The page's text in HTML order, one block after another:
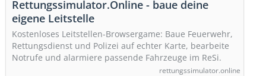
Rettungssimulator.Online - baue deine
eigene Leitstelle
Kostenloses Leitstellen-Browsergame: Baue Feuerwehr,
Rettungsdienst und Polizei auf echter Karte, bearbeite
Notrufe und alarmiere passende Fahrzeuge im ReSi.
rettungssimulator.online